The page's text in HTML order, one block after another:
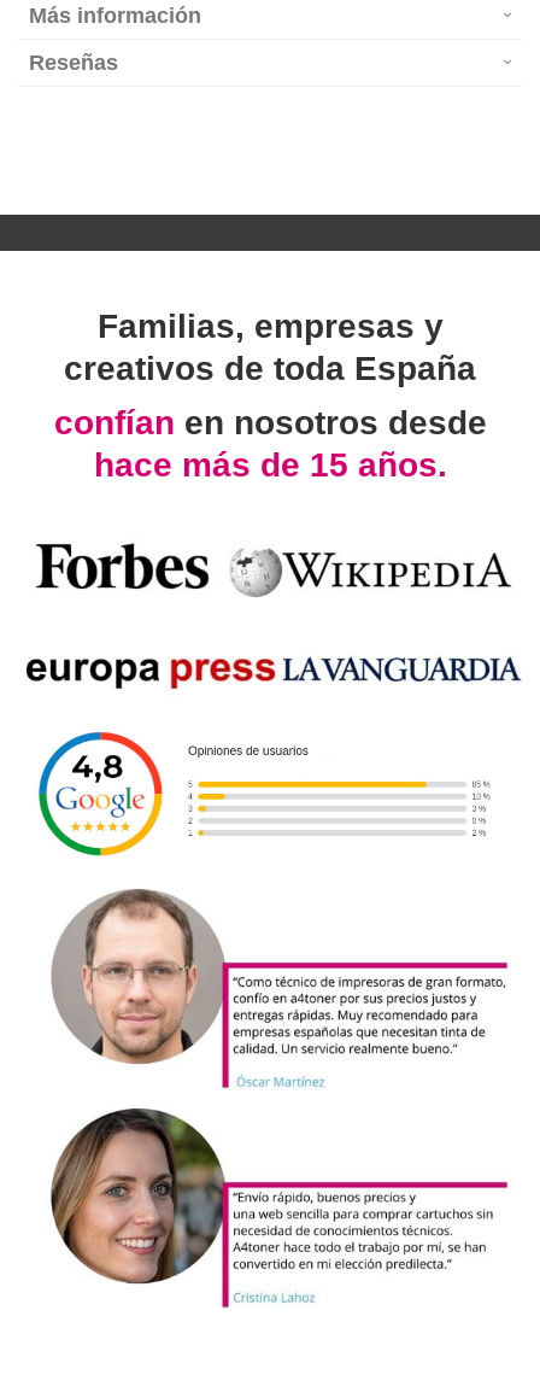
Más información
Reseñas
Familias, empresas y
creativos de toda España
confían en nosotros desde
hace más de 15 años.